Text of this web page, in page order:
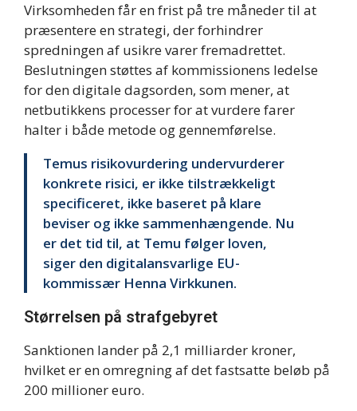
Virksomheden får en frist på tre måneder til at
præsentere en strategi, der forhindrer
spredningen af usikre varer fremadrettet.
Beslutningen støttes af kommissionens ledelse
for den digitale dagsorden, som mener, at
netbutikkens processer for at vurdere farer
halter i både metode og gennemførelse.
Temus risikovurdering undervurderer
konkrete risici, er ikke tilstrækkeligt
specificeret, ikke baseret på klare
beviser og ikke sammenhængende. Nu
er det tid til, at Temu følger loven,
siger den digitalansvarlige EU-
kommissær Henna Virkkunen.
Størrelsen på strafgebyret
Sanktionen lander på 2,1 milliarder kroner,
hvilket er en omregning af det fastsatte beløb på
200 millioner euro.